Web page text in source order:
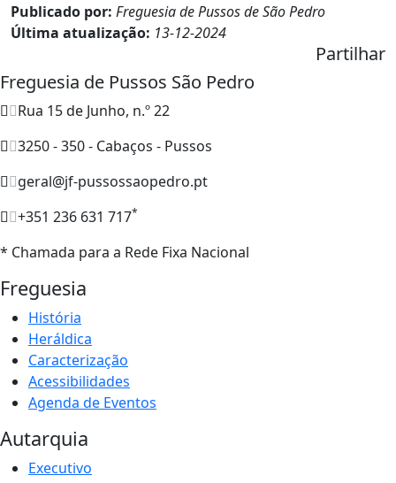
Publicado por: Freguesia de Pussos de São Pedro
Última atualização: 13-12-2024
Partilhar
Freguesia de Pussos São Pedro
Rua 15 de Junho, n.º 22
3250 - 350 - Cabaços - Pussos
geral@jf-pussossaopedro.pt
+351 236 631 717*
* Chamada para a Rede Fixa Nacional
Freguesia
História
Heráldica
Caracterização
Acessibilidades
Agenda de Eventos
Autarquia
Executivo